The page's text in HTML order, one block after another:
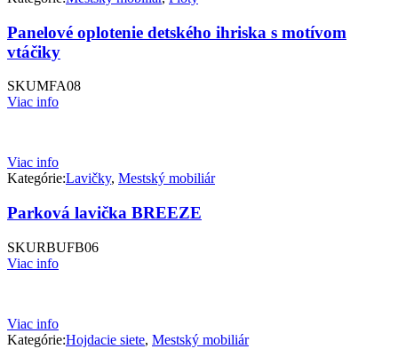
Panelové oplotenie detského ihriska s motívom
vtáčiky
SKUMFA08
Viac info
Viac info
Kategórie:Lavičky, Mestský mobiliár
Parková lavička BREEZE
SKURBUFB06
Viac info
Viac info
Kategórie:Hojdacie siete, Mestský mobiliár